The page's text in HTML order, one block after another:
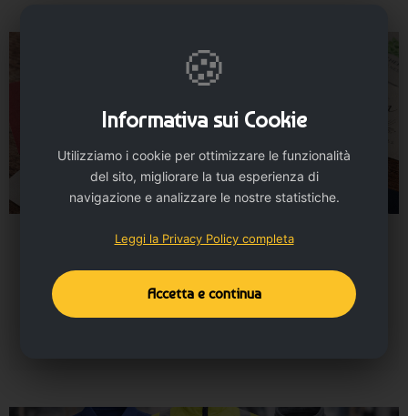
Biglietti da visita
Stampa professionale per presentarti al meglio in ogni
contatto di lavoro.
Vai alla categoria
🍪
Informativa sui Cookie
Utilizziamo i cookie per ottimizzare le funzionalità
del sito, migliorare la tua esperienza di
navigazione e analizzare le nostre statistiche.
Leggi la Privacy Policy completa
Accetta e continua